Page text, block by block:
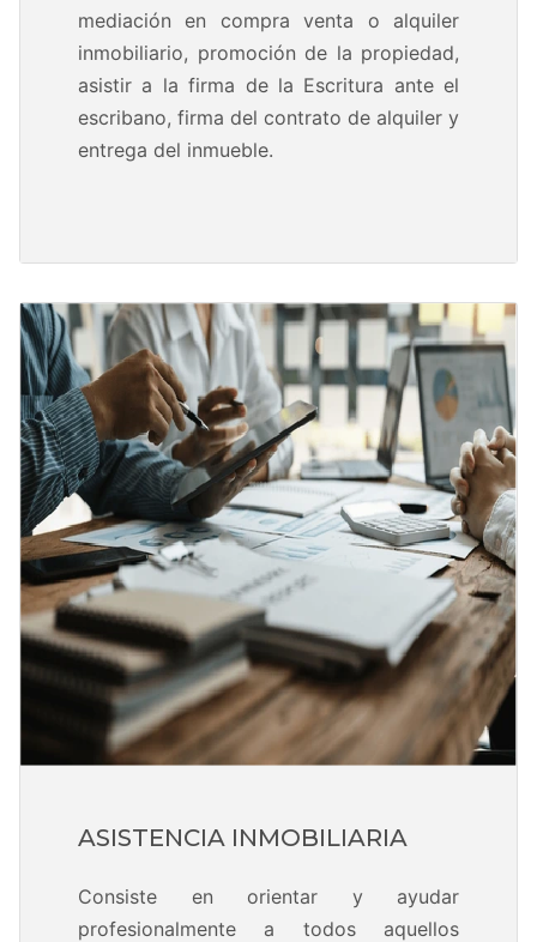
mediación en compra venta o alquiler
inmobiliario, promoción de la propiedad,
asistir a la firma de la Escritura ante el
escribano, firma del contrato de alquiler y
entrega del inmueble.
ASISTENCIA INMOBILIARIA
Consiste en orientar y ayudar
profesionalmente a todos aquellos